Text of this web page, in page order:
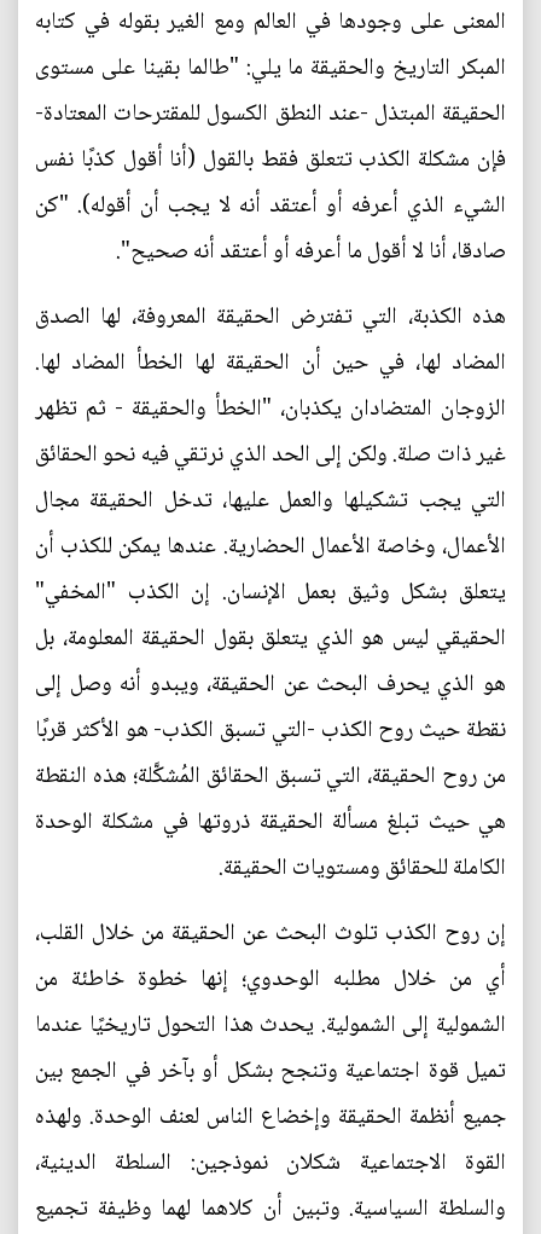
المعنى على وجودها في العالم ومع الغير بقوله في كتابه
المبكر التاريخ والحقيقة ما يلي: "طالما بقينا على مستوى
الحقيقة المبتذل -عند النطق الكسول للمقترحات المعتادة-
فإن مشكلة الكذب تتعلق فقط بالقول (أنا أقول كذبًا نفس
الشيء الذي أعرفه أو أعتقد أنه لا يجب أن أقوله). "كن
صادقا، أنا لا أقول ما أعرفه أو أعتقد أنه صحيح".
هذه الكذبة، التي تفترض الحقيقة المعروفة، لها الصدق
المضاد لها، في حين أن الحقيقة لها الخطأ المضاد لها.
الزوجان المتضادان يكذبان، "الخطأ والحقيقة - ثم تظهر
غير ذات صلة. ولكن إلى الحد الذي نرتقي فيه نحو الحقائق
التي يجب تشكيلها والعمل عليها، تدخل الحقيقة مجال
الأعمال، وخاصة الأعمال الحضارية. عندها يمكن للكذب أن
يتعلق بشكل وثيق بعمل الإنسان. إن الكذب "المخفي"
الحقيقي ليس هو الذي يتعلق بقول الحقيقة المعلومة، بل
هو الذي يحرف البحث عن الحقيقة، ويبدو أنه وصل إلى
نقطة حيث روح الكذب -التي تسبق الكذب- هو الأكثر قربًا
من روح الحقيقة، التي تسبق الحقائق المُشكَّلة؛ هذه النقطة
هي حيث تبلغ مسألة الحقيقة ذروتها في مشكلة الوحدة
الكاملة للحقائق ومستويات الحقيقة.
إن روح الكذب تلوث البحث عن الحقيقة من خلال القلب،
أي من خلال مطلبه الوحدوي؛ إنها خطوة خاطئة من
الشمولية إلى الشمولية. يحدث هذا التحول تاريخيًا عندما
تميل قوة اجتماعية وتنجح بشكل أو بآخر في الجمع بين
جميع أنظمة الحقيقة وإخضاع الناس لعنف الوحدة. ولهذه
القوة الاجتماعية شكلان نموذجين: السلطة الدينية،
والسلطة السياسية. وتبين أن كلاهما لهما وظيفة تجميع